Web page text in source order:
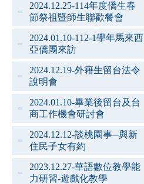
2024.12.25-114年度僑生春
節祭祖暨師生聯歡餐會
2024.01.10-112-1學年馬來西
亞僑團來訪
2024.12.19-外籍生留台法令
說明會
2024.01.10-畢業後留台及台
商工作機會研討會
2024.12.12-談桃園事─與新
住民子女有約
2023.12.27-華語數位教學能
力研習-遊戲化教學